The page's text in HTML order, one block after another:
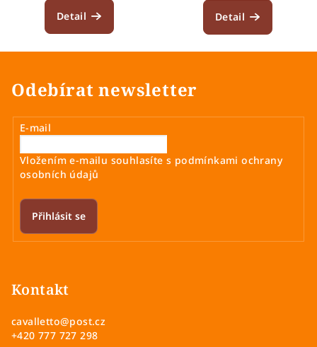
Detail Detail
Odebírat newsletter
E-mail
Vložením e-mailu souhlasíte s podmínkami ochrany
osobních údajů
Přihlásit se
Kontakt
cavalletto@post.cz
+420 777 727 298